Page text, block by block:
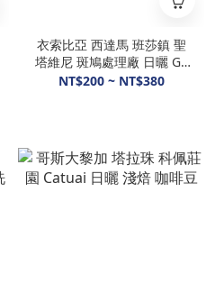
衣索比亞 西達馬 班莎鎮 聖
塔維尼 斑鳩處理廠 日曬 G1
淺焙 咖啡豆
NT$200 ~ NT$380